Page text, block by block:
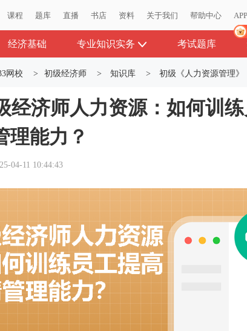
课程 题库 直播 书店 资料 关于我们 帮助中心
经济基础 专业知识实务 考试题库
网校 > 初级经济师 > 知识库 > 初级《人力资源管理》
经济师人力资源：如何训
理能力？
04-11 10:44:43